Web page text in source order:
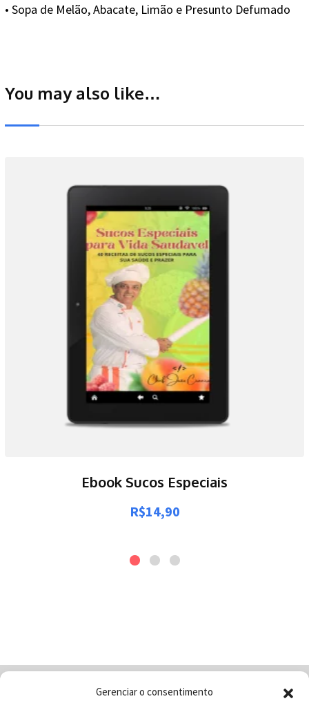
Gerenciar o consentimento
• Sopa de Melão, Abacate, Limão e Presunto Defumado
You may also like…
Ebook Sucos Especiais
R$14,90